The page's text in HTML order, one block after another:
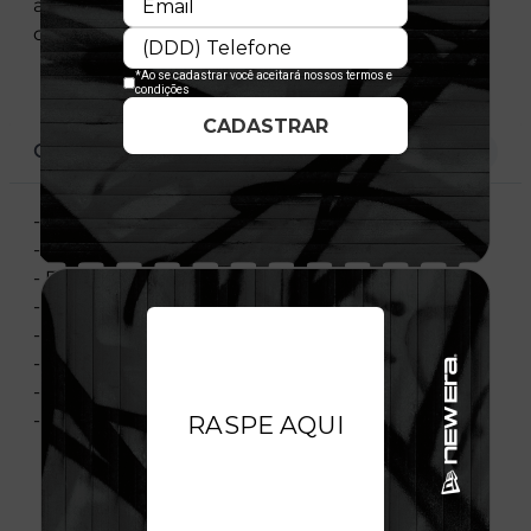
adjustable, que garante um encaixe perfeito
com muito conforto.
CARACTERÍSTICAS
- Snapback
- Bordado Frontal
- Flag Bordada
- Painel Frontal Único
- Material: Sarja
- Composição: 100% Algodão
- Importado
- Licença Oficial